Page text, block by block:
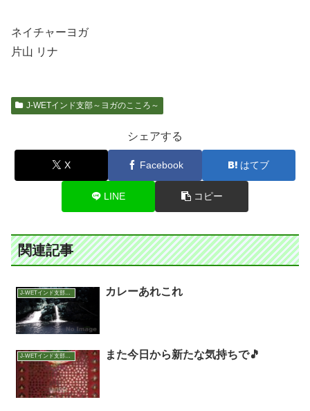
ネイチャーヨガ
片山 リナ
J-WETインド支部～ヨガのこころ～
シェアする
X Facebook はてブ
LINE コピー
関連記事
J-WETインド支部～ヨガのこころ～ カレーあれこれ
J-WETインド支部～ヨガのこころ～ また今日から新たな気持ちで🎵